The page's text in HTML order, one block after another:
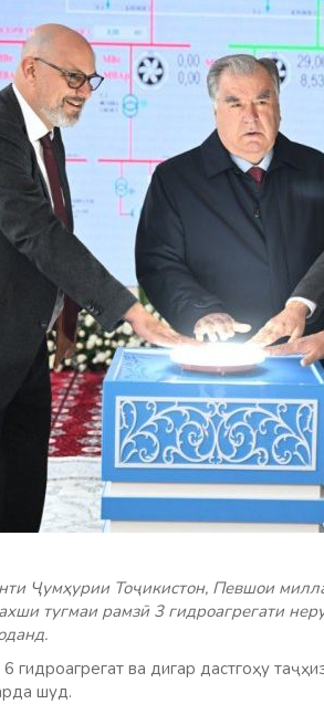
Ҷумҳурии Тоҷикистон, Певшои
тугмаи рамзӣ 3 гидроагрегати
гидроагрегат ва дигар дастгоҳу
шуд.